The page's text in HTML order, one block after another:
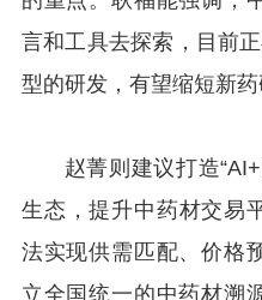
言和工具去探索，目前
型的研发，有望缩短新药
赵菁则建议打造
生态，提升中药材交易
法实现供需匹配、价格
立全国统一的中药材溯